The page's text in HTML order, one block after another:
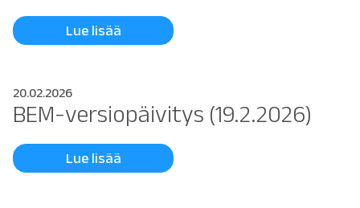
Lue lisää
20.02.2026
BEM-versiopäivitys (19.2.2026)
Lue lisää